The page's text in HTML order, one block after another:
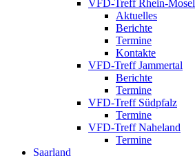
VFD-Treff Rhein-Mosel
Aktuelles
Berichte
Termine
Kontakte
VFD-Treff Jammertal
Berichte
Termine
VFD-Treff Südpfalz
Termine
VFD-Treff Naheland
Termine
Saarland